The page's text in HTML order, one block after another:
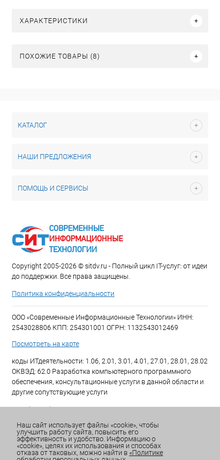
ХАРАКТЕРИСТИКИ
ПОХОЖИЕ ТОВАРЫ (8)
КАТАЛОГ
НАШИ ПРЕДЛОЖЕНИЯ
ПОМОЩЬ И СЕРВИСЫ
Copyright 2005-2026 © sitdv.ru - Полный цикл IT-услуг: от идеи
до поддержки. Все права защищены.
Политика конфиденциальности
ООО «Современные Информационные Технологии» ИНН:
2543028806 КПП: 254301001 ОГРН: 1132543012469
Посмотреть на карте
коды ИТдеятельности: 1.06, 2.01, 3.01, 4.01, 27.01, 28.01, 28.02
ОКВЭД: 62.0 Разработка компьютерного программного
обеспечения, консультационные услуги в данной области и
другие сопутствующие услуги
Email:office@sitdv.ru
График работы Пн-Пт: с 9:00 до 18:00 Сб/Вс: Выходной
Наш сайт использует файлы «cookie», чтобы
улучшить работу сайта, повысить его
эффективность и удобство. Информацию о
«cookie», целях их использования и способах
отказа от таковых, можно найти в «Политике